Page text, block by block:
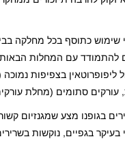
שימוש כתוסף בכל
עם המחלות
סתומים (מחלת
בגופנו מצע שמגנזיום
בעיקר בגפיים, נוקשות